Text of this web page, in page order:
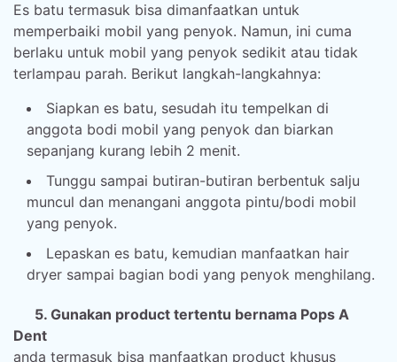
Es batu termasuk bisa dimanfaatkan untuk
memperbaiki mobil yang penyok. Namun, ini cuma
berlaku untuk mobil yang penyok sedikit atau tidak
terlampau parah. Berikut langkah-langkahnya:
Siapkan es batu, sesudah itu tempelkan di
anggota bodi mobil yang penyok dan biarkan
sepanjang kurang lebih 2 menit.
Tunggu sampai butiran-butiran berbentuk salju
muncul dan menangani anggota pintu/bodi mobil
yang penyok.
Lepaskan es batu, kemudian manfaatkan hair
dryer sampai bagian bodi yang penyok menghilang.
5. Gunakan product tertentu bernama Pops A
Dent
anda termasuk bisa manfaatkan product khusus